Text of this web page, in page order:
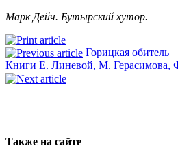
Марк Дейч. Бутырский хутор.
Горицкая обитель
Книги Е. Линевой, М. Герасимова,
Также на сайте